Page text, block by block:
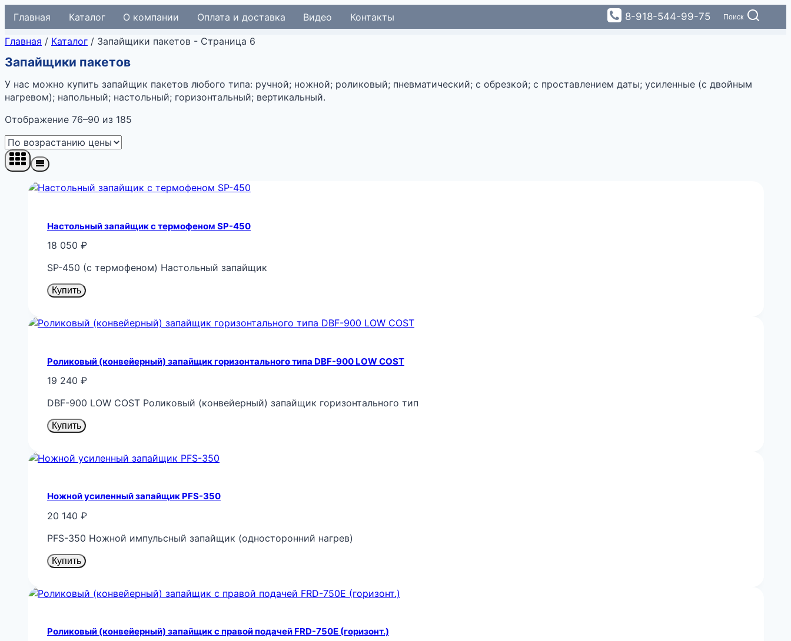
Перейти
содержимому
Главная Каталог О компании Оплата и доставка Видео Контакты 8-918-544-99-75 Поиск
Главная / Каталог / Запайщики пакетов - Страница 6
Запайщики пакетов
У нас можно купить запайщик пакетов любого типа: ручной; ножной; роликовый; пневматический; с обрезкой; с проставлением даты; усиленные (с двойным
нагревом); напольный; настольный; горизонтальный; вертикальный.
Отображение 76–90 из 185
Настольный запайщик с термофеном SP-450
18 050 ₽
SP-450 (с термофеном) Настольный запайщик
Купить
Роликовый (конвейерный) запайщик горизонтального типа DBF-900 LOW COST
19 240 ₽
DBF-900 LOW COST Роликовый (конвейерный) запайщик горизонтального тип
Купить
Ножной усиленный запайщик PFS-350
20 140 ₽
PFS-350 Ножной импульсный запайщик (односторонний нагрев)
Купить
Роликовый (конвейерный) запайщик с правой подачей FRD-750E (горизонт.)